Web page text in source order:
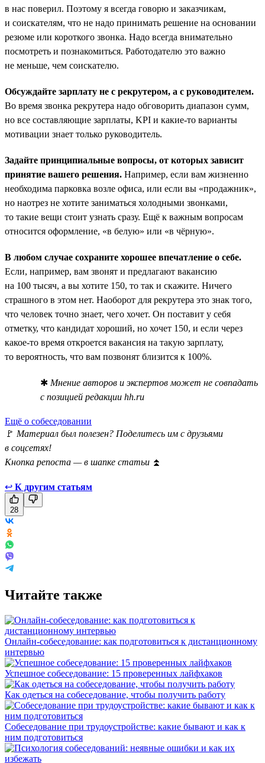
в нас поверил. Поэтому я всегда говорю и заказчикам,
и соискателям, что не надо принимать решение на основании
резюме или короткого звонка. Надо всегда внимательно
посмотреть и познакомиться. Работодателю это важно
не меньше, чем соискателю.
Обсуждайте зарплату не с рекрутером, а с руководителем.
Во время звонка рекрутера надо обговорить диапазон сумм,
но все составляющие зарплаты, KPI и какие-то варианты
мотивации знает только руководитель.
Задайте принципиальные вопросы, от которых зависит
принятие вашего решения. Например, если вам жизненно
необходима парковка возле офиса, или если вы «продажник»,
но наотрез не хотите заниматься холодными звонками,
то такие вещи стоит узнать сразу. Ещё к важным вопросам
относится оформление, «в белую» или «в чёрную».
В любом случае сохраните хорошее впечатление о себе.
Если, например, вам звонят и предлагают вакансию
на 100 тысяч, а вы хотите 150, то так и скажите. Ничего
страшного в этом нет. Наоборот для рекрутера это знак того,
что человек точно знает, чего хочет. Он поставит у себя
отметку, что кандидат хороший, но хочет 150, и если через
какое-то время откроется вакансия на такую зарплату,
то вероятность, что вам позвонят близится к 100%.
✱ Мнение авторов и экспертов может не совпадать
с позицией редакции hh.ru
Ещё о собеседовании
🚩 Материал был полезен? Поделитесь им с друзьями
в соцсетях!
Кнопка репоста — в шапке статьи ⏫
↩ К другим статьям
28
Читайте также
Онлайн-собеседование: как подготовиться к дистанционному
интервью
Успешное собеседование: 15 проверенных лайфхаков
Как одеться на собеседование, чтобы получить работу
Собеседование при трудоустройстве: какие бывают и как к
ним подготовиться